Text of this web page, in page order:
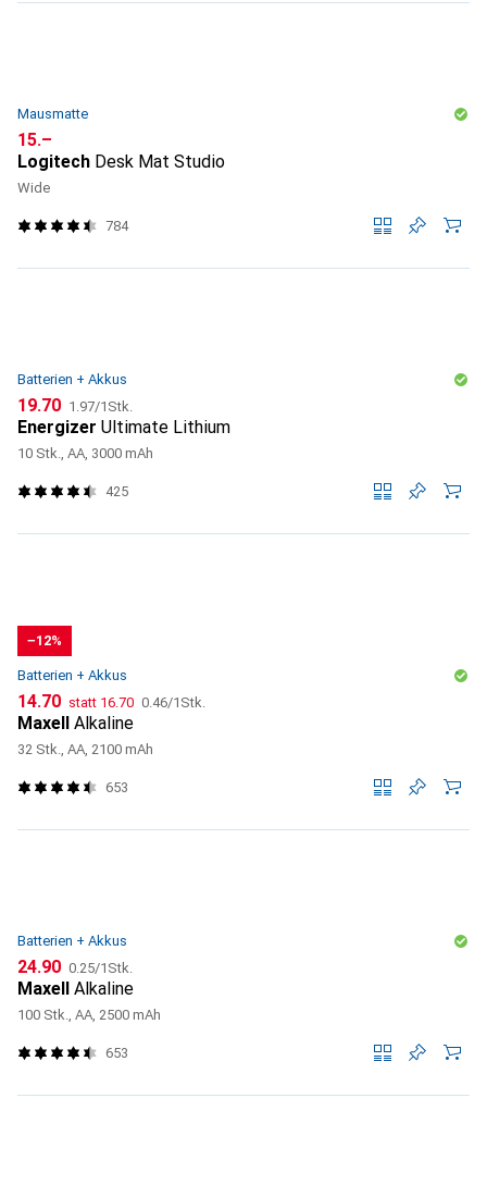
Mausmatte
CHF
15.–
Logitech Desk Mat Studio
Wide
784
Batterien + Akkus
CHF
19.70 CHF
1.97/1Stk.
Energizer Ultimate Lithium
10 Stk., AA, 3000 mAh
425
−12%
Batterien + Akkus
CHF
14.70 statt CHF
16.70 CHF
0.46/1Stk.
Maxell Alkaline
32 Stk., AA, 2100 mAh
653
Batterien + Akkus
CHF
24.90 CHF
0.25/1Stk.
Maxell Alkaline
100 Stk., AA, 2500 mAh
653